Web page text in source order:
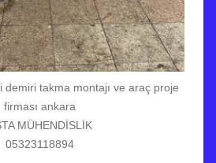
demiri takma montajı ve araç proje
firması ankara
MÜHENDİSLİK
05323118894